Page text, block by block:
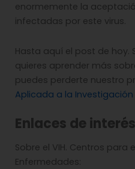
enormemente la
infectadas por este virus.
Hasta aquí el post de hoy.
quieres aprender más
puedes perderte nuestro
Aplicada a la
Enlaces de interés
Sobre el VIH. Centros para
Enfermedades: